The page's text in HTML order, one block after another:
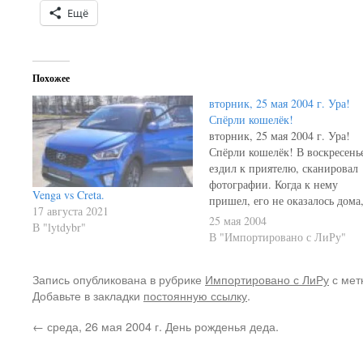
Ещё
Похожее
Venga vs Creta.
17 августа 2021
В "lytdybr"
вторник, 25 мая 2004 г. Ура!
Спёрли кошелёк!
вторник, 25 мая 2004 г. Ура!
Спёрли кошелёк! В
ездил к приятелю, сканировал
фотографии. Когда к нему
пришел, его не оказалось дома,
была только мама, собака и
С мамой и котом мы уже давно
знакомы, а вот с псиной
влюбилась в меня с…
25 мая 2004
В "Импортировано с ЛиРу"
Запись опубликована в рубрике Импортировано с ЛиРус
Добавьте в закладки постоянную ссылку.
← среда, 26 мая 2004 г. День рожденья деда.